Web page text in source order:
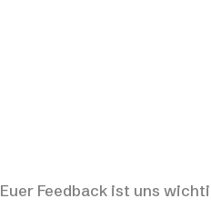
Euer Feedback ist uns